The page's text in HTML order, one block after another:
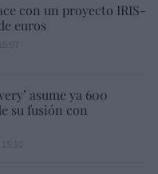
con un proyecto IRIS-
euros
asume ya 600
su fusión con